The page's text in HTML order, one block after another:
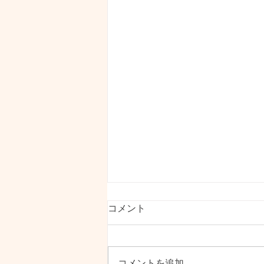
本日11.30amテレビ📺の前に
いらしてください^_^
本日NHKで取り上げられること
になりました インクルーシブダ
コメント